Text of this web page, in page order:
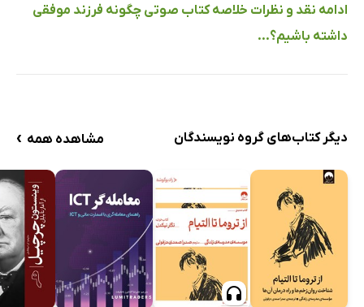
ادامه نقد و نظرات خلاصه کتاب صوتی چگونه فرزند موفقی
داشته باشیم؟...
دیگر کتاب‌های گروه نویسندگان مشاهده همه ›